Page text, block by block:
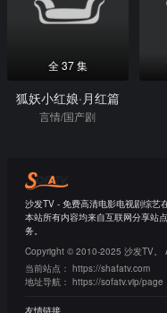
全 37 集
狐妖小红娘·月红篇
言情/国产剧
沙发TV - 免费高清电影电视剧综艺
本站所有内容均来自互联网分享站
务。
Copyright © 2010-2025 沙发TV。
当前站点： https://shafatv.com
地址导航： https://sofatv.vip/page
友情链接